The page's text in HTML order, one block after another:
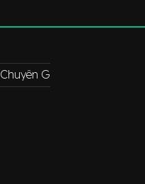
Chuyên Gia Trải Nghiệm